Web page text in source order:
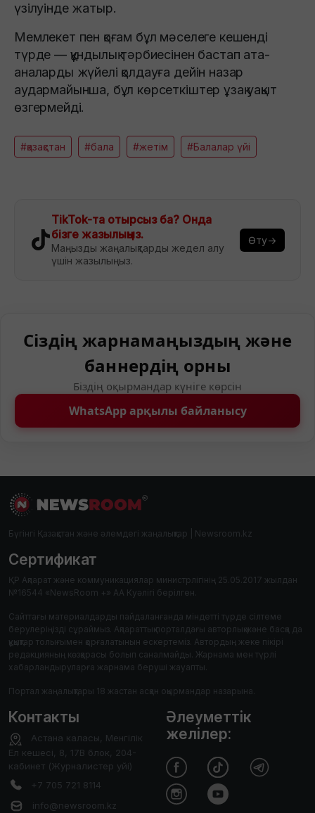
үзілуінде жатыр.
Мемлекет пен қоғам бұл мәселеге кешенді
түрде — құндылық тәрбиесінен бастап ата-
аналарды жүйелі қолдауға дейін назар
аудармайынша, бұл көрсеткіштер ұзақ уақыт
өзгермейді.
#қазақстан #бала #жетім #Балалар үйі
TikTok-та отырсыз ба? Онда
бізге жазылыңыз.
Маңызды жаңалықтарды жедел алу
үшін жазылыңыз.
Өту→
Сіздің жарнамаңыздың және
баннердің орны
Біздің оқырмандар күніге көрсін
WhatsApp арқылы байланысу
Бүгінгі Қазақстан және әлемдегі жаңалықтар | Newsroom.kz
Сертификат
ҚР Ақпарат және коммуникациялар министрлігінің 25.05.2017 жылдан
№16544 «NewsRoom +» АА Куәлігі берілген.
Сайттағы материалдарды пайдаланғанда міндетті түрде сілтеме
берулеріңізді сұраймыз. Ақпараттық порталдағы авторлық және басқа да
құқықтар толығымен қорғалатынын ескертеміз. Автордың жеке пікірі
редакцияның көзқарасы болып саналмайды. Жарнама мен түрлі
хабарландыруларға жарнама беруші жауапты.
Портал жаңалықтары 18 жастан асқан оқырмандар назарына.
Контакты
Астана каласы, Менгілік
Ел кешесі, 8, 17В блок, 204-
кабинет (Журналистер уйі)
+7 705 721 8114
info@newsroom.kz
Әлеуметтік
желілер: